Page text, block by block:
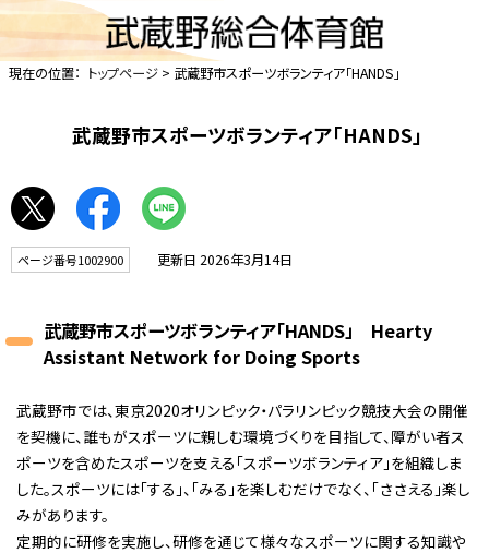
現在の位置： トップページ > 武蔵野市スポーツボランティア「HANDS」
武蔵野市スポーツボランティア「HANDS」
ページ番号1002900 更新日 2026年3月14日
武蔵野市スポーツボランティア「HANDS」 Hearty
Assistant Network for Doing Sports
武蔵野市では、東京2020オリンピック・パラリンピック競技大会の開催
を契機に、誰もがスポーツに親しむ環境づくりを目指して、障がい者ス
ポーツを含めたスポーツを支える「スポーツボランティア」を組織しま
した。スポーツには「する」、「みる」を楽しむだけでなく、「ささえる」楽し
みがあります。
定期的に研修を実施し、研修を通じて様々なスポーツに関する知識や